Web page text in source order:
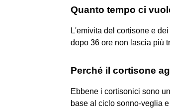
Quanto tempo ci
L'emivita del cortisone e
dopo 36 ore non lascia più
Perché il cortisone
Ebbene i cortisonici sono
base al ciclo sonno-veglia